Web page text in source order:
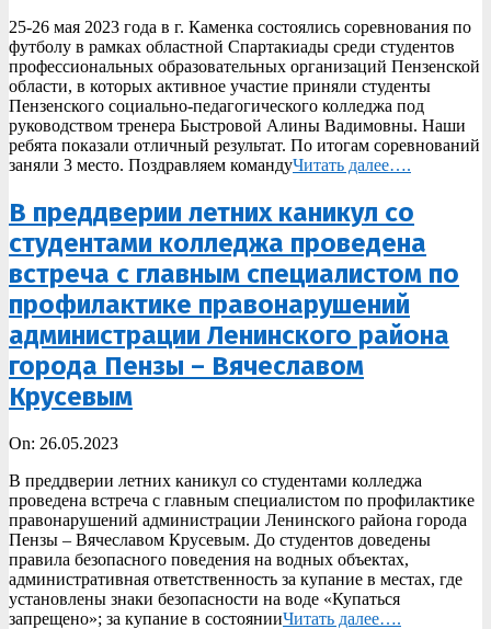
26
25-26 мая 2023 года в г. Каменка состоялись соревнования по
футболу в рамках областной Спартакиады среди студентов
профессиональных образовательных организаций Пензенской
области, в которых активное участие приняли студенты
Пензенского социально-педагогического колледжа под
руководством тренера Быстровой Алины Вадимовны. Наши
ребята показали отличный результат. По итогам соревнований
заняли 3 место. Поздравляем командуЧитать далее….
В преддверии летних каникул со
студентами колледжа проведена
встреча с главным специалистом по
профилактике правонарушений
администрации Ленинского района
города Пензы – Вячеславом
Крусевым
2023-
26
On: 26.05.2023
В преддверии летних каникул со студентами колледжа
проведена встреча с главным специалистом по профилактике
правонарушений администрации Ленинского района города
Пензы – Вячеславом Крусевым. До студентов доведены
правила безопасного поведения на водных объектах,
административная ответственность за купание в местах, где
установлены знаки безопасности на воде «Купаться
запрещено»; за купание в состоянииЧитать далее….